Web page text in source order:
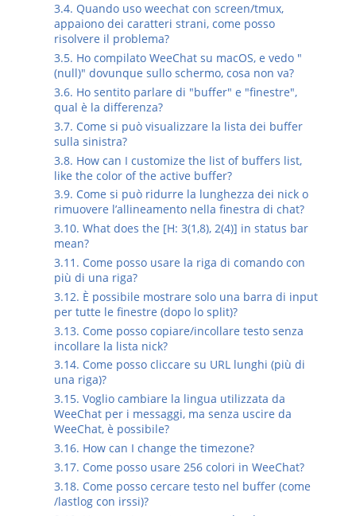
3.4. Quando uso weechat con screen/tmux,
appaiono dei caratteri strani, come posso
risolvere il problema?
3.5. Ho compilato WeeChat su macOS, e vedo "
(null)" dovunque sullo schermo, cosa non va?
3.6. Ho sentito parlare di "buffer" e "finestre",
qual è la differenza?
3.7. Come si può visualizzare la lista dei buffer
sulla sinistra?
3.8. How can I customize the list of buffers list,
like the color of the active buffer?
3.9. Come si può ridurre la lunghezza dei nick o
rimuovere l’allineamento nella finestra di chat?
3.10. What does the [H: 3(1,8), 2(4)] in status bar
mean?
3.11. Come posso usare la riga di comando con
più di una riga?
3.12. È possibile mostrare solo una barra di input
per tutte le finestre (dopo lo split)?
3.13. Come posso copiare/incollare testo senza
incollare la lista nick?
3.14. Come posso cliccare su URL lunghi (più di
una riga)?
3.15. Voglio cambiare la lingua utilizzata da
WeeChat per i messaggi, ma senza uscire da
WeeChat, è possibile?
3.16. How can I change the timezone?
3.17. Come posso usare 256 colori in WeeChat?
3.18. Come posso cercare testo nel buffer (come
/lastlog con irssi)?